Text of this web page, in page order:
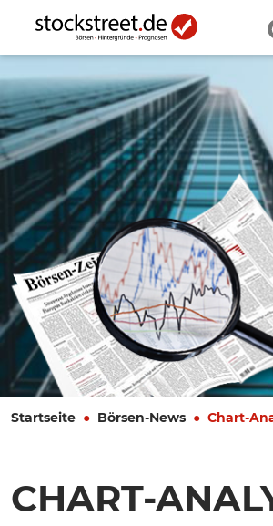
Startseite Börsen-News Chart-
CHART-